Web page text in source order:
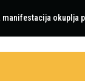
okuplja